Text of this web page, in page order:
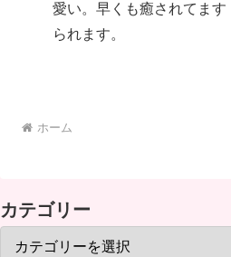
愛い。早くも癒されてます
られます。
ホーム
カテゴリー